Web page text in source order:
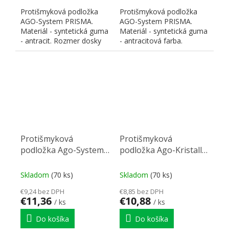
Protišmyková podložka
AGO-System PRISMA.
Materiál - syntetická guma
- antracit. Rozmer dosky
522 x 474 mm Vysoká...
Protišmyková podložka
AGO-System PRISMA.
Materiál - syntetická guma
- antracitová farba.
Rozmer dosky 822 x 474
Protišmyková
podložka Ago-System
722x474mm
Skladom (70 ks)
€9,24 bez DPH
€11,36 / ks
Do košíka
Protišmyková
podložka Ago-Kristall
čierna 681x474mm
Skladom (70 ks)
€8,85 bez DPH
€10,88 / ks
Do košíka